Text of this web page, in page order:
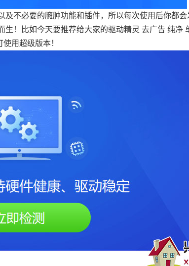
不必要的臃肿功能和插件，所以每次使用后你都会
！比如今天要推荐给大家的驱动精灵 去广告 纯净
用超级版本！